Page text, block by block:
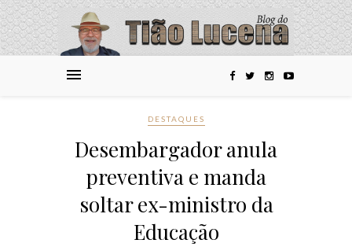
DESTAQUES
Desembargador anula
preventiva e manda
soltar ex-ministro da
Educação